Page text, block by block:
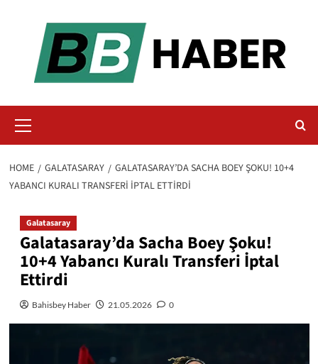
Menu
HOME GALATASARAY
GALATASARAY’DA SACHA BOEY ŞOKU! 10+4
YABANCI KURALI TRANSFERI İPTAL ETTIRDI
Galatasaray
Galatasaray’da Sacha Boey Şoku!
10+4 Yabancı Kuralı Transferi İptal
Ettirdi
Bahisbey Haber 21.05.2026 0